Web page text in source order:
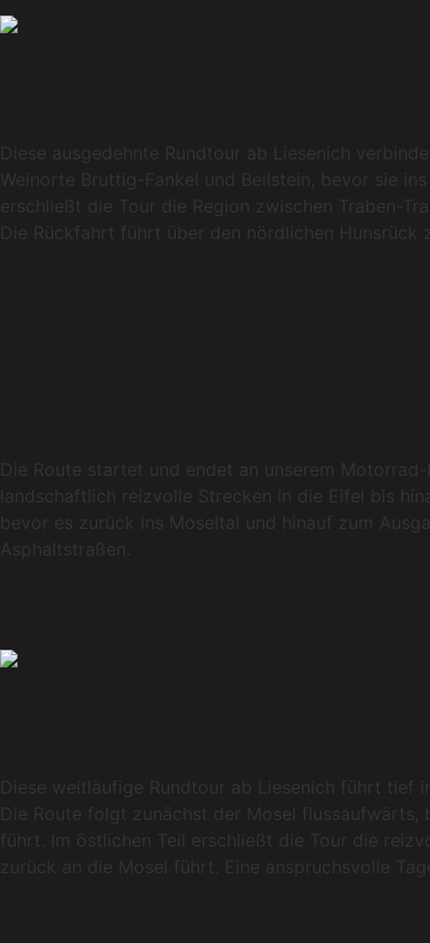
Diese ausgedehnte Rundtour ab Liesenich
Weinorte Bruttig-Fankel und Beilstein, bevor sie
erschließt die Tour die Region zwischen Traben-
Die Rückfahrt führt über den nördlichen
Die Route startet und endet an unserem
landschaftlich reizvolle Strecken in die Eifel bis
bevor es zurück ins Moseltal und hinauf zum
Asphaltstraßen.
Diese weitläufige Rundtour ab Liesenich führt tief
Die Route folgt zunächst der Mosel
führt. Im östlichen Teil erschließt die Tour die
zurück an die Mosel führt. Eine anspruchsvolle